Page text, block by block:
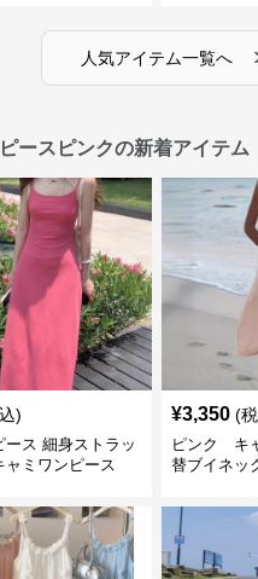
人気アイテム一覧へ
ースピンクの新着アイテム
)
ース 細身ストラッ
ャミワンピース
¥3,350 (
ピンク キ
替ブイネッ